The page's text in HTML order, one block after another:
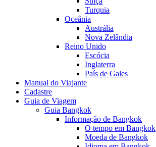
Turquia
Oceânia
Austrália
Nova Zelândia
Reino Unido
Escócia
Inglaterra
País de Gales
Manual do Viajante
Cadastre
Guia de Viagem
Guia Bangkok
Informação de Bangkok
O tempo em Bangkok
Moeda de Bangkok